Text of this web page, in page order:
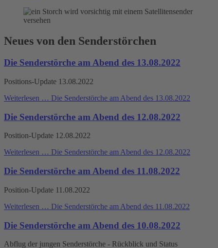
Neues von den Senderstörchen
Die Senderstörche am Abend des 13.08.2022
Positions-Update 13.08.2022
Weiterlesen … Die Senderstörche am Abend des 13.08.2022
Die Senderstörche am Abend des 12.08.2022
Position-Update 12.08.2022
Weiterlesen … Die Senderstörche am Abend des 12.08.2022
Die Senderstörche am Abend des 11.08.2022
Position-Update 11.08.2022
Weiterlesen … Die Senderstörche am Abend des 11.08.2022
Die Senderstörche am Abend des 10.08.2022
Abflug der jungen Senderstörche - Rückblick und Status